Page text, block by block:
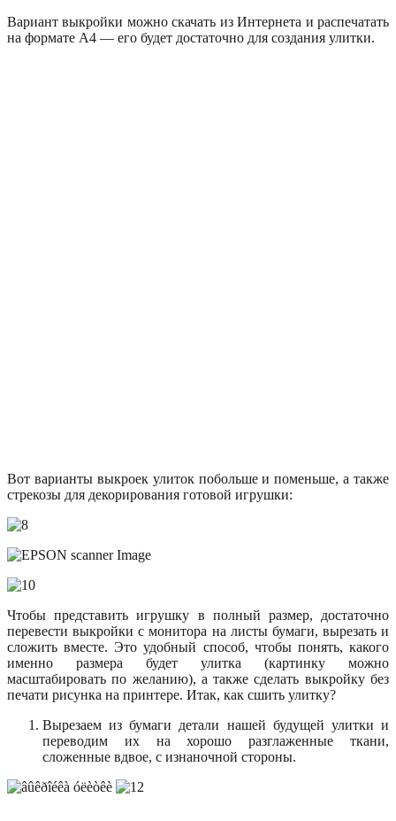
Вариант выкройки можно скачать из Интернета и распечатать
на формате А4 — его будет достаточно для создания улитки.
Вот варианты выкроек улиток побольше и поменьше, а также
стрекозы для декорирования готовой игрушки:
Чтобы представить игрушку в полный размер, достаточно
перевести выкройки с монитора на листы бумаги, вырезать и
сложить вместе. Это удобный способ, чтобы понять, какого
именно размера будет улитка (картинку можно
масштабировать по желанию), а также сделать выкройку без
печати рисунка на принтере. Итак, как сшить улитку?
Вырезаем из бумаги детали нашей будущей улитки и
переводим их на хорошо разглаженные ткани,
сложенные вдвое, с изнаночной стороны.